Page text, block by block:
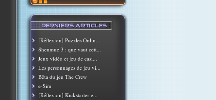
[Réflexion] Puzzles Onlin...
Shenmue 3 : que vaut cett...
Jeux vidéo et jeu de casi...
Les personnages de jeu vi...
Bêta du jeu The Crew
e-Sim
[Réflexion] Kickstarter e...